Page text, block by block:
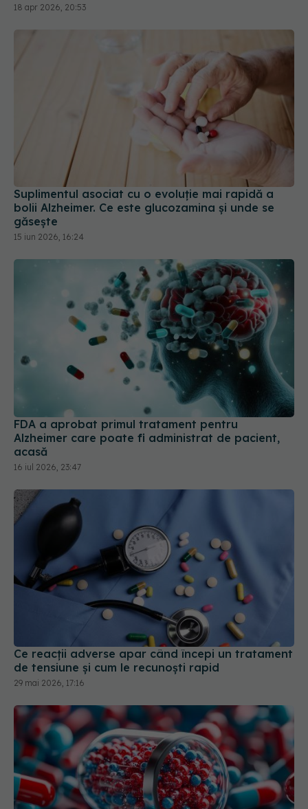
18 apr 2026, 20:53
Suplimentul asociat cu o evoluție mai rapidă a
bolii Alzheimer. Ce este glucozamina și unde se
găsește
15 iun 2026, 16:24
FDA a aprobat primul tratament pentru
Alzheimer care poate fi administrat de pacient,
acasă
16 iul 2026, 23:47
Ce reacții adverse apar când începi un tratament
de tensiune și cum le recunoști rapid
29 mai 2026, 17:16